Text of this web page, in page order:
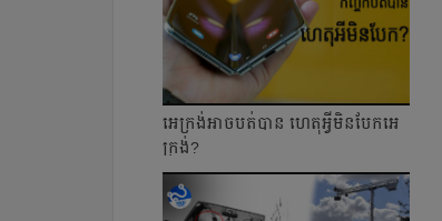
អេក្រង់អាចបត់បាន ហេតុអ្វីមិនបែកអេ
ក្រង់?